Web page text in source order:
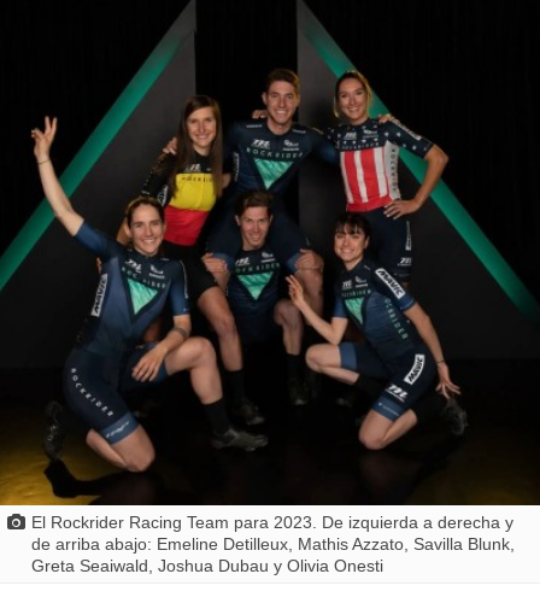
El Rockrider Racing Team para 2023. De izquierda a derecha y
de arriba abajo: Emeline Detilleux, Mathis Azzato, Savilla Blunk,
Greta Seaiwald, Joshua Dubau y Olivia Onesti